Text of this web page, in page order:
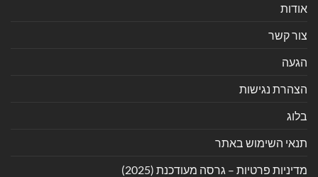
אודות
צור קשר
הגעה
הצהרת נגישות
בלוג
תנאי השימוש באתר
מדיניות פרטיות – גרסה מעודכנת (2025)